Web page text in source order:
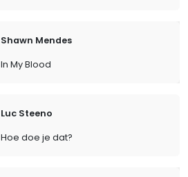
Shawn Mendes
In My Blood
Luc Steeno
Hoe doe je dat?